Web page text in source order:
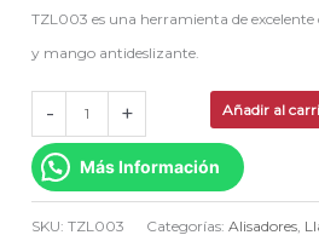
TZL003 es una herramienta de
y mango antideslizante.
- + Añadir al
Más Información
SKU:TZL003 Categorías:Alisadores